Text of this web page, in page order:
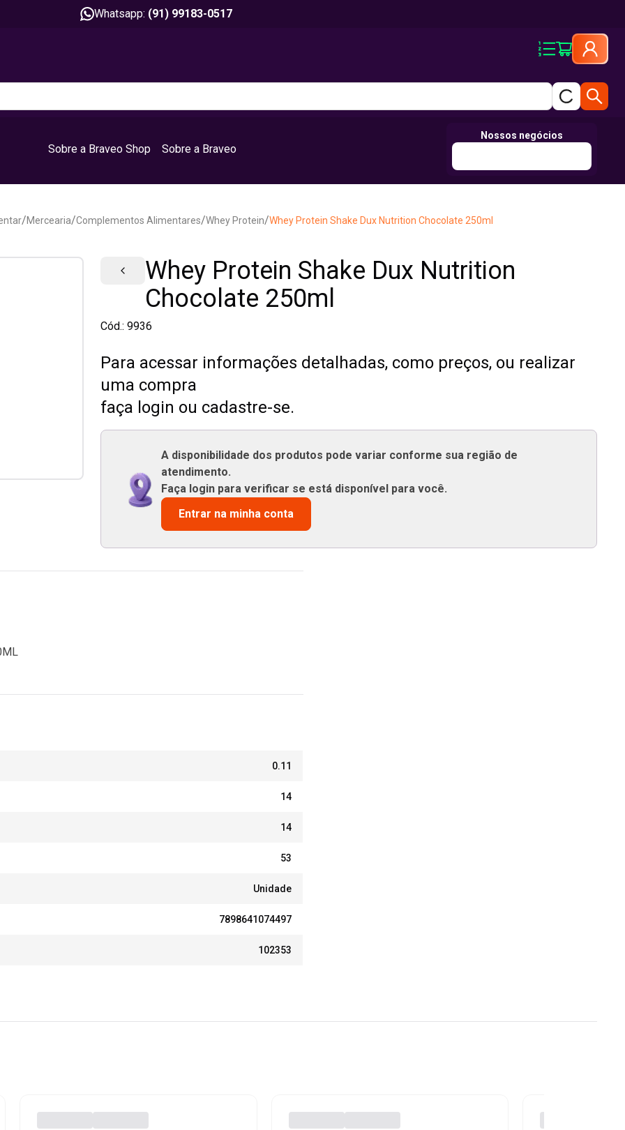
Whatsapp: (91) 99183-0517
Sobre a Braveo Shop Sobre a Braveo
Nossos negócios
/Mercearia/Complementos Alimentares/Whey Protein/Whey Protein Shake Dux Nutrition Chocolate 250ml
Whey Protein Shake Dux Nutrition
Chocolate 250ml
Cód.: 9936
Para acessar informações detalhadas, como preços, ou realizar
uma compra
faça login ou cadastre-se.
A disponibilidade dos produtos pode variar conforme sua região de
atendimento.
Faça login para verificar se está disponível para você.
Entrar na minha conta
0.11
14
14
53
Unidade
7898641074497
102353